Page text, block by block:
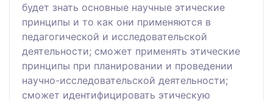
будет знать основные научные этические
принципы и то как они применяются в
педагогической и исследовательской
деятельности; сможет применять этические
принципы при планировании и проведении
научно-исследовательской деятельности;
сможет идентифицировать этическую